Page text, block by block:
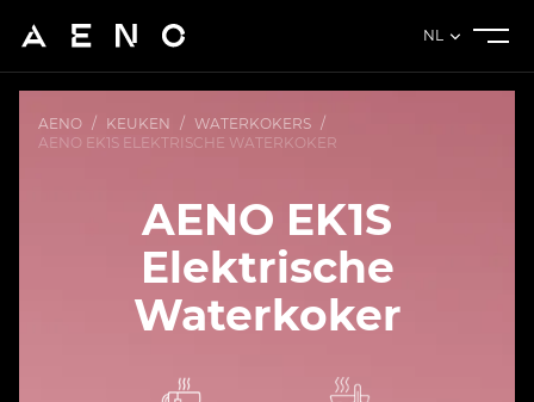
NL
AENO / KEUKEN / WATERKOKERS /
AENO EK1S ELEKTRISCHE WATERKOKER
AENO EK1S
Elektrische
Waterkoker